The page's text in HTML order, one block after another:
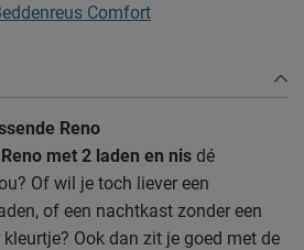
Comfort
Reno
met 2 laden en nis dé
Of wil je toch liever een
of een nachtkast zonder een
Ook dan zit je goed met de